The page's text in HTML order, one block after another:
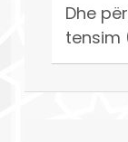
Dhe
tensim